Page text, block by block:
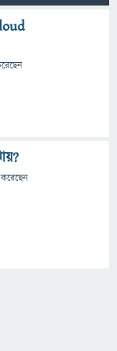
করেছেন